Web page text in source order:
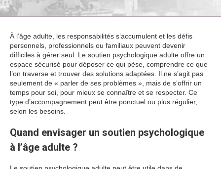
À l’âge adulte, les responsabilités s’accumulent et les défis
personnels, professionnels ou familiaux peuvent devenir
difficiles à gérer seul. Le soutien psychologique adulte offre un
espace sécurisé pour déposer ce qui pèse, comprendre ce que
l’on traverse et trouver des solutions adaptées. Il ne s’agit pas
seulement de « parler de ses problèmes », mais de s’offrir un
temps pour soi, pour mieux se connaître et se respecter. Ce
type d’accompagnement peut être ponctuel ou plus régulier,
selon les besoins.
Quand envisager un soutien psychologique
à l’âge adulte ?